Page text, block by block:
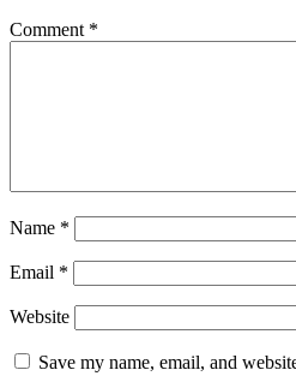
Comment *
Name *
Email *
Website
Save my name, email, and